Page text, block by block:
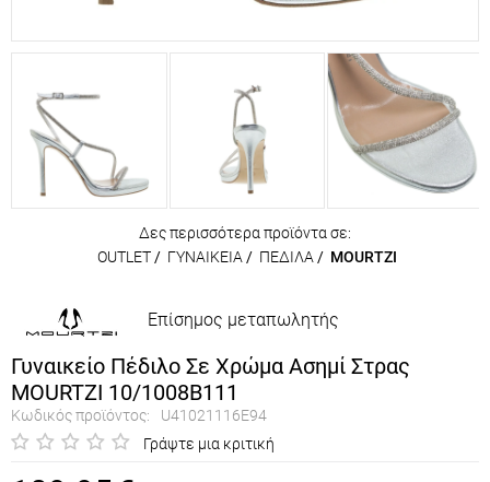
Δες περισσότερα προϊόντα σε:
OUTLET/ ΓΥΝΑΙΚΕΙΑ / ΠΕΔΙΛΑ / MOURTZI
Επίσημος μεταπωλητής
Γυναικείο Πέδιλο Σε Χρώμα Ασημί Στρας
MOURTZI 10/1008B111
Κωδικός προϊόντος:
U41021116E94
Γράψτε μια κριτική